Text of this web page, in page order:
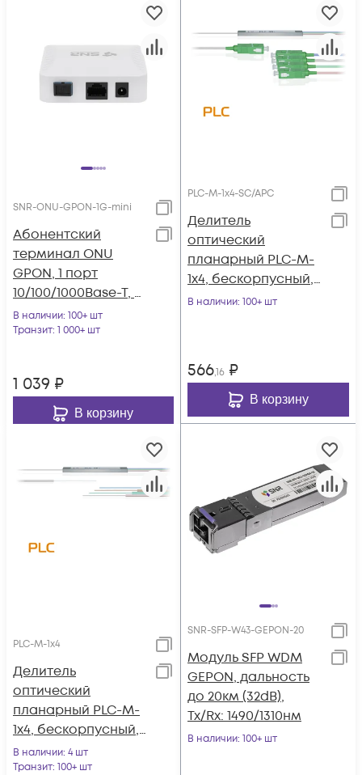
SNR-ONU-GPON-1G-mini
Абонентский
терминал ONU
GPON, 1 порт
10/100/1000Base-T, в
мини корпусе.
В наличии: 100+ шт
Транзит: 1 000+ шт
1 039 ₽
В корзину
PLC-M-1x4-SC/APC
Делитель
оптический
планарный PLC-M-
1x4, бескорпусный,
разъемы SC/APC
В наличии: 100+ шт
566,16 ₽
В корзину
PLC-M-1x4
Делитель
оптический
планарный PLC-M-
1x4, бескорпусный,
неоконцованный
В наличии: 4 шт
Транзит: 100+ шт
SNR-SFP-W43-GEPON-20
Модуль SFP WDM
GEPON, дальность
до 20км (32dB),
Tx/Rx: 1490/1310нм
В наличии: 100+ шт